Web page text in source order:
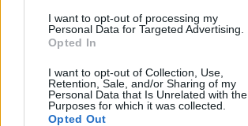
I want to opt-out of processing my
Personal Data for Targeted Advertising.
Opted In
I want to opt-out of Collection, Use,
Retention, Sale, and/or Sharing of my
Personal Data that Is Unrelated with the
Purposes for which it was collected.
Opted Out